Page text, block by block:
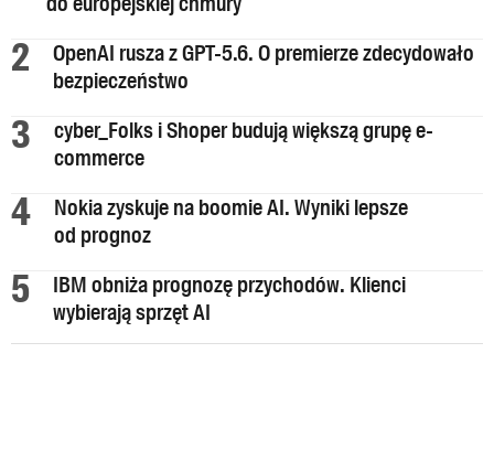
OpenAI rusza z GPT-5.6. O premierze zdecydowało
bezpieczeństwo
cyber_Folks i Shoper budują większą grupę e-
commerce
Nokia zyskuje na boomie AI. Wyniki lepsze
od prognoz
IBM obniża prognozę przychodów. Klienci
wybierają sprzęt AI